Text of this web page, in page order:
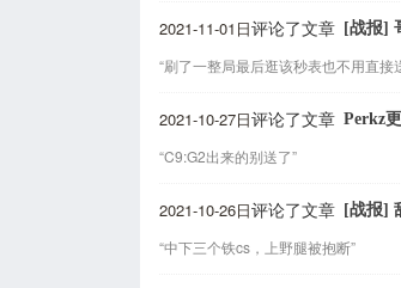
2021-11-01日评论了文章 [战报]
“刷了一整局最后逛该秒表也不用直接
2021-10-27日评论了文章 Perkz
“C9:G2出来的别送了”
2021-10-26日评论了文章 [战报]
“中下三个铁cs，上野腿被抱断”